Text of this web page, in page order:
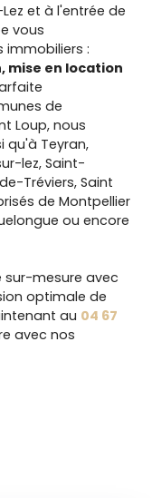
et à l'entrée de
vous
:
mise en location
de
Loup, nous
qu'à Teyran,
lez, Saint-
Tréviers, Saint
de Montpellier
ou encore
sur-mesure avec
optimale de
au 04 67
avec nos